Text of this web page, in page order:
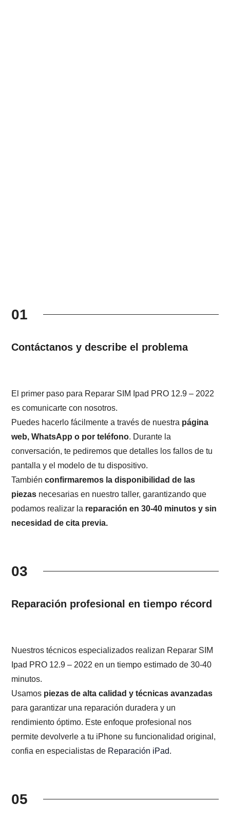
01
Contáctanos y describe el problema
El primer paso para Reparar SIM Ipad PRO 12.9 – 2022
es comunicarte con nosotros.
Puedes hacerlo fácilmente a través de nuestra página
web, WhatsApp o por teléfono. Durante la
conversación, te pediremos que detalles los fallos de tu
pantalla y el modelo de tu dispositivo.
Tambiénconfirmaremos la disponibilidad de las
piezas necesarias en nuestro taller, garantizando que
podamos realizar la reparación en 30-40 minutos y sin
necesidad de cita previa.
03
Reparación profesional en tiempo récord
Nuestros técnicos especializados realizan Reparar SIM
Ipad PRO 12.9 – 2022 en un tiempo estimado de 30-40
minutos.
Usamos piezas de alta calidad y técnicas avanzadas
para garantizar una reparación duradera y un
rendimiento óptimo. Este enfoque profesional nos
permite devolverle a tu iPhone su funcionalidad original,
confia en especialistas de Reparación iPad.
05